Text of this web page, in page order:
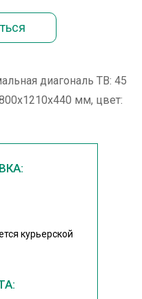
диагональ ТВ: 45
мм, цвет:
курьерской